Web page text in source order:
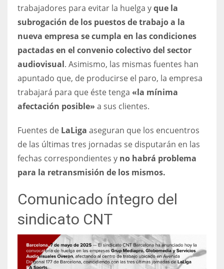
trabajadores para evitar la huelga yque la
subrogación de los puestos de trabajo a la
nueva empresa se cumpla en las condiciones
pactadas en el convenio colectivo del sector
audiovisual. Asimismo, las mismas fuentes han
apuntado que, de producirse el paro, la empresa
trabajará para que éste tenga «la mínima
afectación posible» a sus clientes.
Fuentes de LaLiga aseguran que los encuentros
de las últimas tres jornadas se disputarán en las
fechas correspondientes y no habrá problema
para la retransmisión de los mismos.
Comunicado íntegro del
sindicato CNT